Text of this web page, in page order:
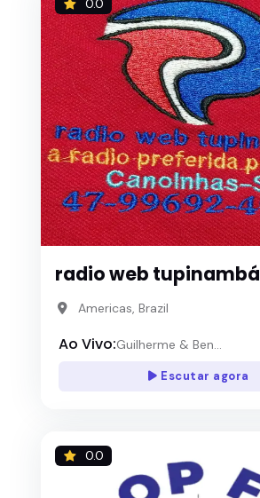
0.0
radio web tupinambá
Americas, Brazil
Ao Vivo:Guilherme & Ben...
Escutar agora
0.0